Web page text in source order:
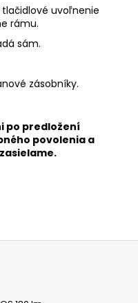
uvoľnenie
rámu.
sám.
zásobníky.
po predložení
povolenia a